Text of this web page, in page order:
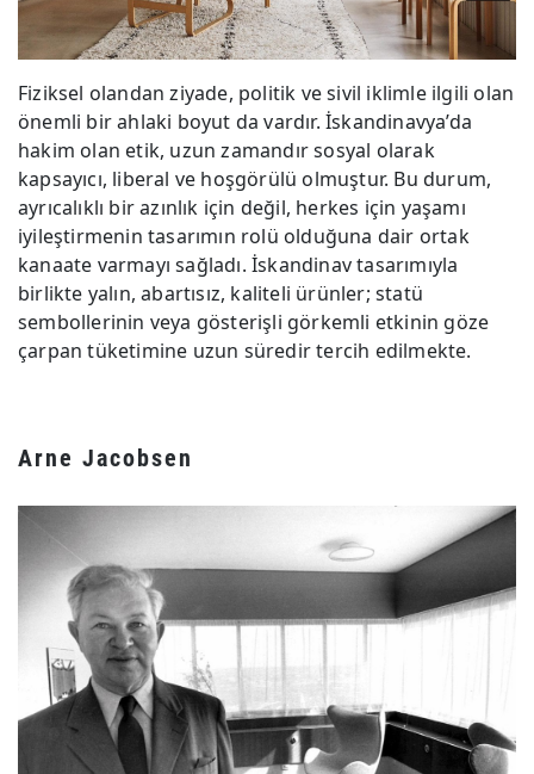
Fiziksel olandan ziyade, politik ve sivil iklimle ilgili olan
önemli bir ahlaki boyut da vardır. İskandinavya’da
hakim olan etik, uzun zamandır sosyal olarak
kapsayıcı, liberal ve hoşgörülü olmuştur. Bu durum,
ayrıcalıklı bir azınlık için değil, herkes için yaşamı
iyileştirmenin tasarımın rolü olduğuna dair ortak
kanaate varmayı sağladı. İskandinav tasarımıyla
birlikte yalın, abartısız, kaliteli ürünler; statü
sembollerinin veya gösterişli görkemli etkinin göze
çarpan tüketimine uzun süredir tercih edilmekte.
Arne Jacobsen